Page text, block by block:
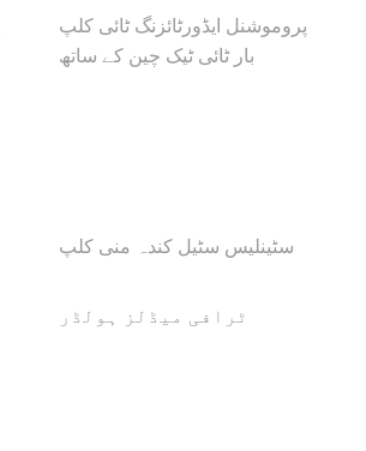
پروموشنل ایڈورٹائزنگ ٹائی کلپ
بار ٹائی ٹیک چین کے ساتھ
سٹینلیس سٹیل کندہ منی کلپ
ٹرافی میڈلز ہولڈر